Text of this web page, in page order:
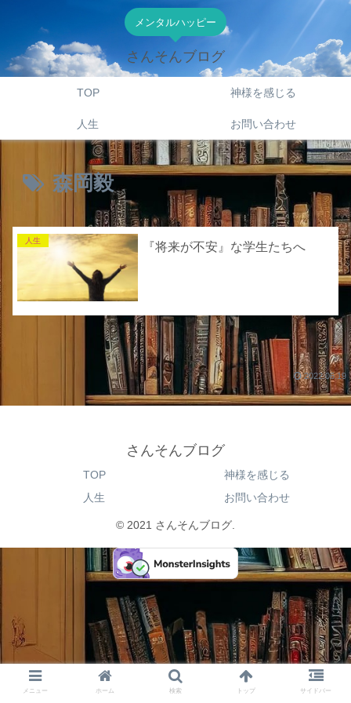
メンタルハッピー
さんそんブログ
TOP 神様を感じる
人生 お問い合わせ
森岡毅
人生 『将来が不安』な学生たちへ
2022.06.19
さんそんブログ
TOP
神様を感じる
人生
お問い合わせ
© 2021 さんそんブログ.
メニュー ホーム 検索 トップ サイドバー